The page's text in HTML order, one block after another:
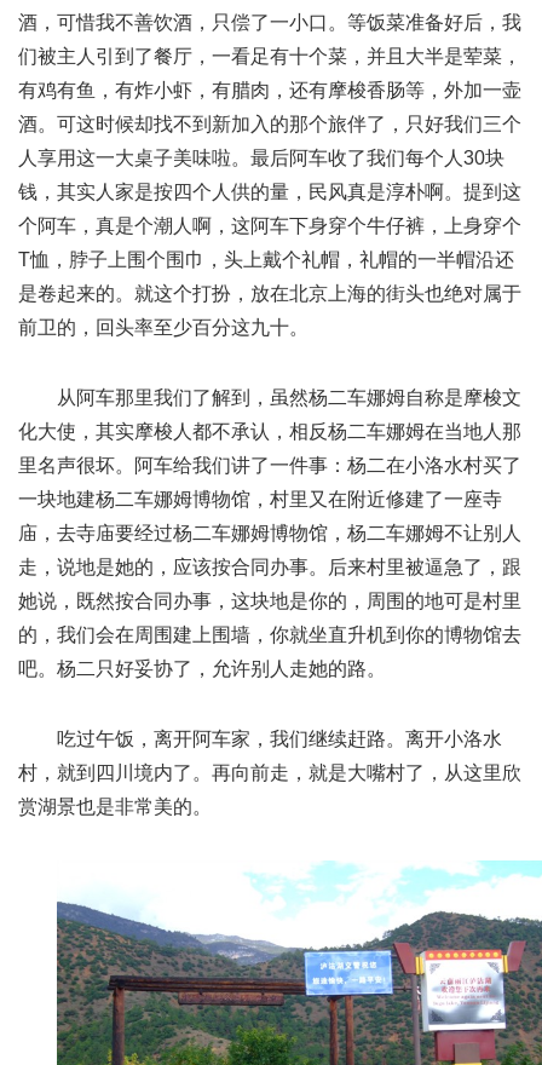
酒，可惜我不善饮酒，只偿了一小口。等饭菜准备好后，我
们被主人引到了餐厅，一看足有十个菜，并且大半是荤菜，
有鸡有鱼，有炸小虾，有腊肉，还有摩梭香肠等，外加一壶
酒。可这时候却找不到新加入的那个旅伴了，只好我们三个
人享用这一大桌子美味啦。最后阿车收了我们每个人30块
钱，其实人家是按四个人供的量，民风真是淳朴啊。提到这
个阿车，真是个潮人啊，这阿车下身穿个牛仔裤，上身穿个
T恤，脖子上围个围巾，头上戴个礼帽，礼帽的一半帽沿还
是卷起来的。就这个打扮，放在北京上海的街头也绝对属于
前卫的，回头率至少百分这九十。
从阿车那里我们了解到，虽然杨二车娜姆自称是摩梭文
化大使，其实摩梭人都不承认，相反杨二车娜姆在当地人那
里名声很坏。阿车给我们讲了一件事：杨二在小洛水村买了
一块地建杨二车娜姆博物馆，村里又在附近修建了一座寺
庙，去寺庙要经过杨二车娜姆博物馆，杨二车娜姆不让别人
走，说地是她的，应该按合同办事。后来村里被逼急了，跟
她说，既然按合同办事，这块地是你的，周围的地可是村里
的，我们会在周围建上围墙，你就坐直升机到你的博物馆去
吧。杨二只好妥协了，允许别人走她的路。
吃过午饭，离开阿车家，我们继续赶路。离开小洛水
村，就到四川境内了。再向前走，就是大嘴村了，从这里欣
赏湖景也是非常美的。